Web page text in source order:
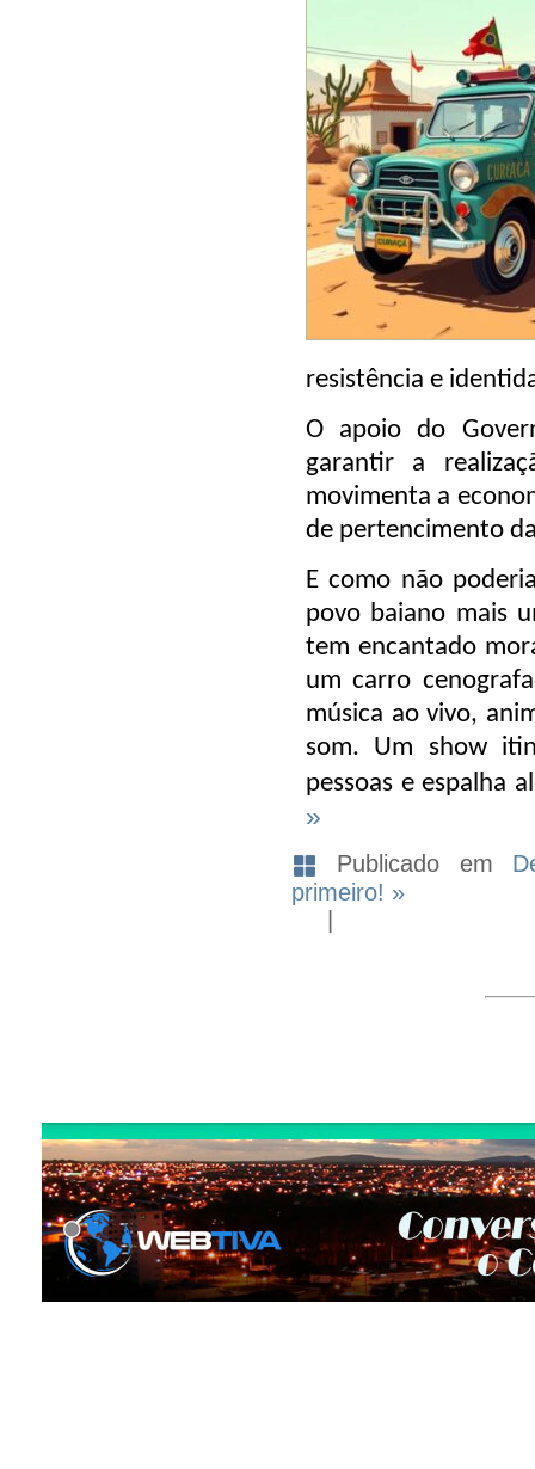
resistência e
O apoio do
garantir a
movimenta a
de pertencimento
E como não
povo baiano mais
tem encantado
um carro
música ao vivo,
som. Um show
pessoas e espalha
»
Publicado em
primeiro! »